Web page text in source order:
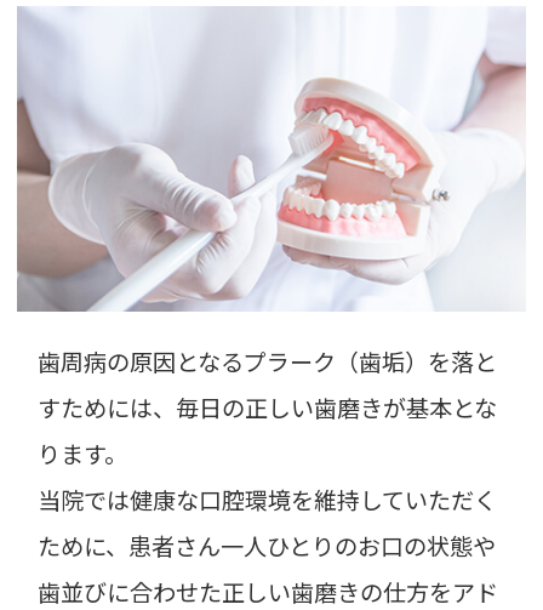
歯周病の原因となるプラーク（歯垢）を落と
すためには、毎日の正しい歯磨きが基本とな
ります。
当院では健康な口腔環境を維持していただく
ために、患者さん一人ひとりのお口の状態や
歯並びに合わせた正しい歯磨きの仕方をアド